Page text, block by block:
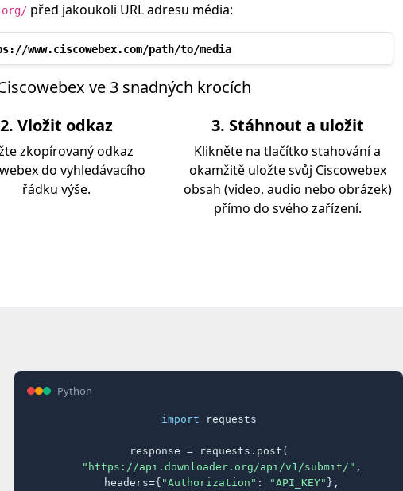
před jakoukoli URL adresu média:
www.ciscowebex.com/path/to/media
ve 3 snadných krocích
2. Vložit odkaz
zkopírovaný odkaz
do vyhledávacího
řádku výše.
3. Stáhnout a uložit
Klikněte na tlačítko stahování a
okamžitě uložte svůj Ciscowebex
obsah (video, audio nebo obrázek)
přímo do svého zařízení.
Python
import requests
response = requests.post(
"https://api.downloader.org/api/v1/submit/" ,
    headers={
"Authorization" : "API_KEY" },